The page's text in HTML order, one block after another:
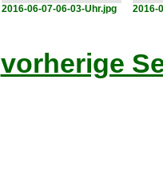
2016-06-07-06-03-Uhr.jpg 2016-
vorherige